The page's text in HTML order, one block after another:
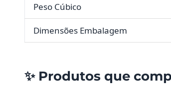
Peso Cúbico
Dimensões Embalagem
✨ Produtos que